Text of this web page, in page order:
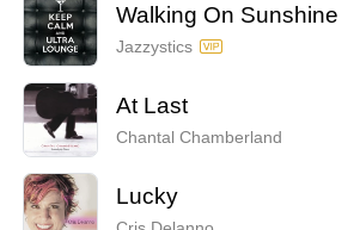
Walking On Sunshine
Jazzystics
At Last
Chantal Chamberland
Lucky